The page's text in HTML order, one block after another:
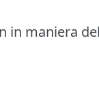
in maniera